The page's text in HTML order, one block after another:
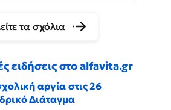
τα σχόλια
ειδήσεις στο alfavita.gr
αργία στις 26
Διάταγμα